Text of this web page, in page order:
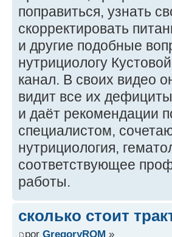
поправиться, узнать
скорректировать
и другие подобные
нутрициологу
канал. В своих видео
видит все их
и даёт рекомендации
специалистом,
нутрициология,
соответствующее
работы.
сколько стоит
por GregoryROM »